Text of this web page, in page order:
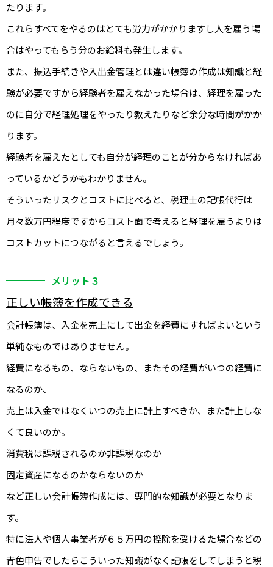
たります。
これらすべてをやるのはとても労力がかかりますし人を雇う場
合はやってもらう分のお給料も発生します。
また、振込手続きや入出金管理とは違い帳簿の作成は知識と経
験が必要ですから経験者を雇えなかった場合は、経理を雇った
のに自分で経理処理をやったり教えたりなど余分な時間がかか
ります。
経験者を雇えたとしても自分が経理のことが分からなければあ
っているかどうかもわかりません。
そういったリスクとコストに比べると、税理士の記帳代行は
月々数万円程度ですからコスト面で考えると経理を雇うよりは
コストカットにつながると言えるでしょう。
メリット３
正しい帳簿を作成できる
会計帳簿は、入金を売上にして出金を経費にすればよいという
単純なものではありませせん。
経費になるもの、ならないもの、またその経費がいつの経費に
なるのか、
売上は入金ではなくいつの売上に計上すべきか、また計上しな
くて良いのか。
消費税は課税されるのか非課税なのか
固定資産になるのかならないのか
など正しい会計帳簿作成には、専門的な知識が必要となりま
す。
特に法人や個人事業者が６５万円の控除を受けるた場合などの
青色申告でしたらこういった知識がなく記帳をしてしまうと税